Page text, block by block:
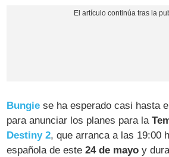
Bungie se ha esperado casi hasta
para anunciar los planes para la
Destiny 2, que arranca a las 19:00
española de este24 de mayo y